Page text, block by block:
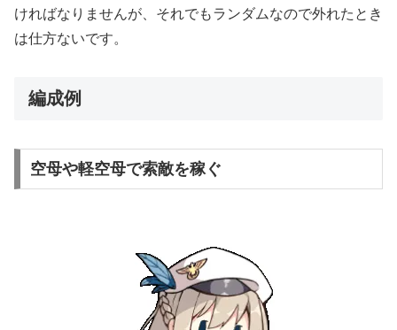
ければなりませんが、それでもランダムなので外れたとき
は仕方ないです。
編成例
空母や軽空母で索敵を稼ぐ